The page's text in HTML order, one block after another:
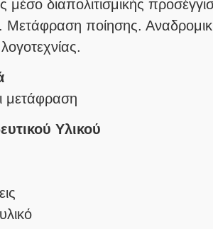
μέσο διαπολιτισμικής
Μετάφραση ποίησης.
μετάφραση
Υλικού